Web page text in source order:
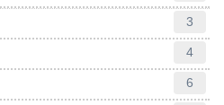
3
4
6